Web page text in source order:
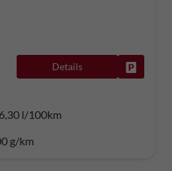
Details
6,30 l/100km
g/km